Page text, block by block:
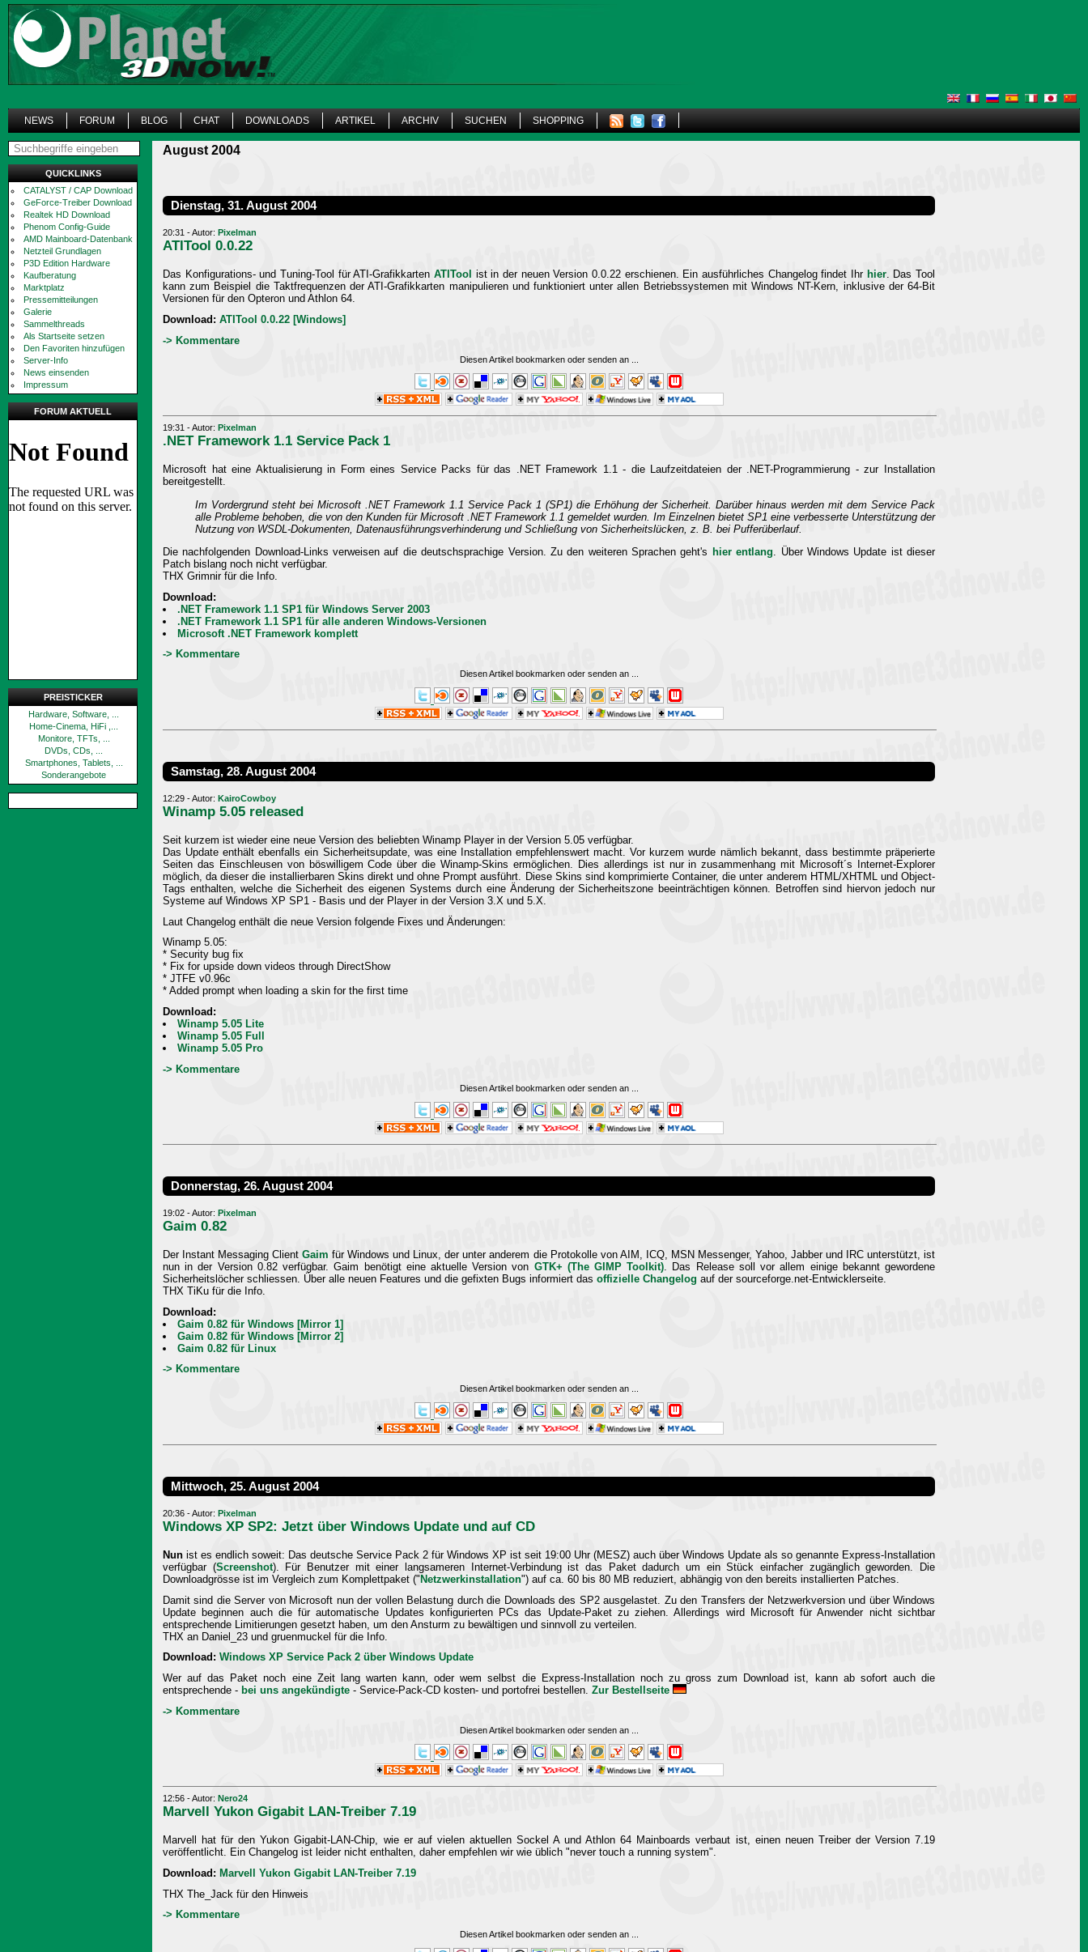
NEWS FORUM BLOG CHAT DOWNLOADS ARTIKEL ARCHIV SUCHEN SHOPPING
QUICKLINKS
CATALYST / CAP Download
GeForce-Treiber Download
Realtek HD Download
Phenom Config-Guide
AMD Mainboard-Datenbank
Netzteil Grundlagen
P3D Edition Hardware
Kaufberatung
Marktplatz
Pressemitteilungen
Galerie
Sammelthreads
Als Startseite setzen
Den Favoriten hinzufügen
Server-Info
News einsenden
Impressum
FORUM AKTUELL
PREISTICKER
Hardware, Software, ...
Home-Cinema, HiFi ,...
Monitore, TFTs, ...
DVDs, CDs, ...
Smartphones, Tablets, ...
Sonderangebote
August 2004
Dienstag, 31. August 2004
20:31 - Autor: Pixelman
ATITool 0.0.22
Das Konfigurations- und Tuning-Tool für ATI-Grafikkarten ATITool ist in der neuen Version 0.0.22 erschienen. Ein ausführliches Changelog findet Ihr hier. Das Tool
kann zum Beispiel die Taktfrequenzen der ATI-Grafikkarten manipulieren und funktioniert unter allen Betriebssystemen mit Windows NT-Kern, inklusive der 64-Bit
Versionen für den Opteron und Athlon 64.
Download: ATITool 0.0.22 [Windows]
-> Kommentare
Diesen Artikel bookmarken oder senden an
19:31 - Autor: Pixelman
.NET Framework 1.1 Service Pack 1
Microsoft hat eine Aktualisierung in Form eines Service Packs für das .NET Framework 1.1 - die Laufzeitdateien der .NET-Programmierung - zur Installation
bereitgestellt.
Im Vordergrund steht bei Microsoft .NET Framework 1.1 Service Pack 1 (SP1) die Erhöhung der Sicherheit. Darüber hinaus werden mit dem Service Pack
alle Probleme behoben, die von den Kunden für Microsoft .NET Framework 1.1 gemeldet wurden. Im Einzelnen bietet SP1 eine verbesserte Unterstützung der
Nutzung von WSDL-Dokumenten, Datenausführungsverhinderung und Schließung von Sicherheitslücken, z. B. bei Pufferüberlauf.
Die nachfolgenden Download-Links verweisen auf die deutschsprachige Version. Zu den weiteren Sprachen geht's hier entlang . Über Windows Update ist dieser
Patch bislang noch nicht verfügbar.
THX Grimnir für die Info.
Download:
.NET Framework 1.1 SP1 für Windows Server 2003
.NET Framework 1.1 SP1 für alle anderen Windows-Versionen
Microsoft .NET Framework komplett
-> Kommentare
Diesen Artikel bookmarken oder senden an
Samstag, 28. August 2004
12:29 - Autor: KairoCowboy
Winamp 5.05 released
Seit kurzem ist wieder eine neue Version des beliebten Winamp Player in der Version 5.05 verfügbar.
Das Update enthält ebenfalls ein Sicherheitsupdate, was eine Installation empfehlenswert macht. Vor kurzem wurde nämlich bekannt, dass bestimmte präperierte
Seiten das Einschleusen von böswilligem Code über die Winamp-Skins ermöglichen. Dies allerdings ist nur in zusammenhang mit Microsoft´s Internet-Explorer
möglich, da dieser die installierbaren Skins direkt und ohne Prompt ausführt. Diese Skins sind komprimierte Container, die unter anderem HTML/XHTML und Object-
Tags enthalten, welche die Sicherheit des eigenen Systems durch eine Änderung der Sicherheitszone beeinträchtigen können. Betroffen sind hiervon jedoch nur
Systeme auf Windows XP SP1 - Basis und der Player in der Version 3.X und 5.X.
Laut Changelog enthält die neue Version folgende Fixes und Änderungen:
Winamp 5.05:
* Security bug fix
* Fix for upside down videos through DirectShow
* JTFE v0.96c
* Added prompt when loading a skin for the first time
Download:
Winamp 5.05 Lite
Winamp 5.05 Full
Winamp 5.05 Pro
-> Kommentare
Diesen Artikel bookmarken oder senden an
Donnerstag, 26. August 2004
19:02 - Autor: Pixelman
Gaim 0.82
Der Instant Messaging ClientGaim für Windows und Linux, der unter anderem die Protokolle von AIM, ICQ, MSN Messenger, Yahoo, Jabber und IRC unterstützt, ist
nun in der Version 0.82 verfügbar. Gaim benötigt eine aktuelle Version von GTK+ (The GIMP Toolkit). Das Release soll vor allem einige bekannt gewordene
Sicherheitslöcher schliessen. Über alle neuen Features und die gefixten Bugs informiert das offizielle Changelog auf der sourceforge.net-Entwicklerseite.
THX TiKu für die Info.
Download:
Gaim 0.82 für Windows [Mirror 1]
Gaim 0.82 für Windows [Mirror 2]
Gaim 0.82 für Linux
-> Kommentare
Diesen Artikel bookmarken oder senden an
Mittwoch, 25. August 2004
20:36 - Autor: Pixelman
Windows XP SP2: Jetzt über Windows Update und auf CD
Nun ist es endlich soweit: Das deutsche Service Pack 2 für Windows XP ist seit 19:00 Uhr (MESZ) auch über Windows Update als so genannte Express-Installation
verfügbar (Screenshot). Für Benutzer mit einer langsameren Internet-Verbindung ist das Paket dadurch um ein Stück einfacher zugänglich geworden. Die
Downloadgrösse ist im Vergleich zum Komplettpaket (" Netzwerkinstallation") auf ca. 60 bis 80 MB reduziert, abhängig von den bereits installierten Patches.
Damit sind die Server von Microsoft nun der vollen Belastung durch die Downloads des SP2 ausgelastet. Zu den Transfers der Netzwerkversion und über Windows
Update beginnen auch die für automatische Updates konfigurierten PCs das Update-Paket zu ziehen. Allerdings wird Microsoft für Anwender nicht sichtbar
entsprechende Limitierungen gesetzt haben, um den Ansturm zu bewältigen und sinnvoll zu verteilen.
THX an Daniel_23 und gruenmuckel für die Info.
Download: Windows XP Service Pack 2 über Windows Update
Wer auf das Paket noch eine Zeit lang warten kann, oder wem selbst die Express-Installation noch zu gross zum Download ist, kann ab sofort auch die
entsprechende - bei uns angekündigte - Service-Pack-CD kosten- und portofrei bestellen. Zur Bestellseite
-> Kommentare
Diesen Artikel bookmarken oder senden an
12:56 - Autor: Nero24
Marvell Yukon Gigabit LAN-Treiber 7.19
Marvell hat für den Yukon Gigabit-LAN-Chip, wie er auf vielen aktuellen Sockel A und Athlon 64 Mainboards verbaut ist, einen neuen Treiber der Version 7.19
veröffentlicht. Ein Changelog ist leider nicht enthalten, daher empfehlen wir wie üblich "never touch a running system".
Download: Marvell Yukon Gigabit LAN-Treiber 7.19
THX The_Jack für den Hinweis
-> Kommentare
Diesen Artikel bookmarken oder senden an